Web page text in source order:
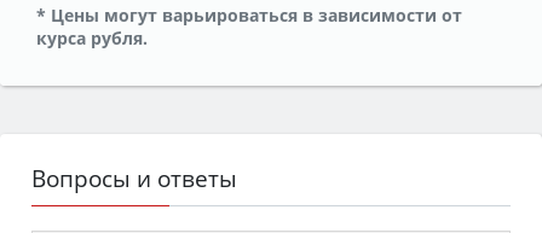
* Цены могут варьироваться в зависимости от
курса рубля.
Вопросы и ответы